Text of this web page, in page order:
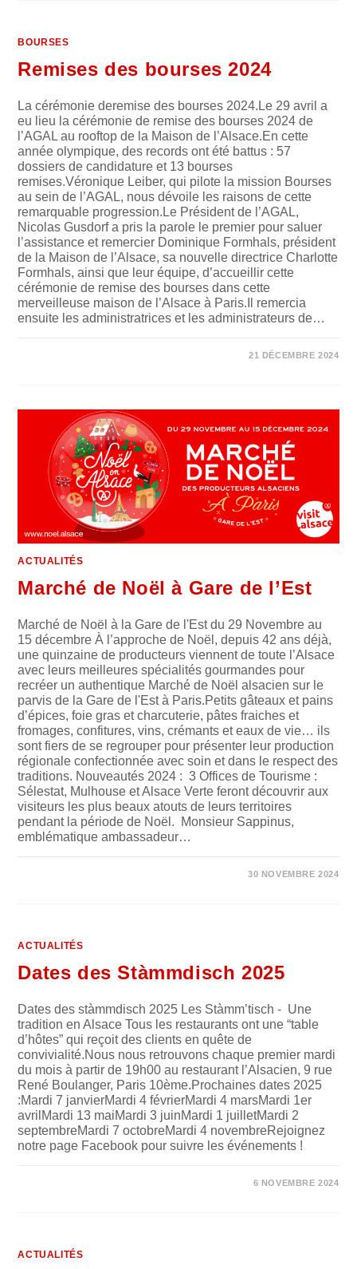
BOURSES
Remises des bourses 2024
La cérémonie deremise des bourses 2024.Le 29 avril a
eu lieu la cérémonie de remise des bourses 2024 de
l’AGAL au rooftop de la Maison de l’Alsace.En cette
année olympique, des records ont été battus : 57
dossiers de candidature et 13 bourses
remises.Véronique Leiber, qui pilote la mission Bourses
au sein de l’AGAL, nous dévoile les raisons de cette
remarquable progression.Le Président de l’AGAL,
Nicolas Gusdorf a pris la parole le premier pour saluer
l’assistance et remercier Dominique Formhals, président
de la Maison de l’Alsace, sa nouvelle directrice Charlotte
Formhals, ainsi que leur équipe, d’accueillir cette
cérémonie de remise des bourses dans cette
merveilleuse maison de l’Alsace à Paris.Il remercia
ensuite les administratrices et les administrateurs de…
21 DÉCEMBRE 2024
ACTUALITÉS
Marché de Noël à Gare de l’Est
Marché de Noël à la Gare de l'Est du 29 Novembre au
15 décembre À l’approche de Noël, depuis 42 ans déjà,
une quinzaine de producteurs viennent de toute l’Alsace
avec leurs meilleures spécialités gourmandes pour
recréer un authentique Marché de Noël alsacien sur le
parvis de la Gare de l'Est à Paris.Petits gâteaux et pains
d’épices, foie gras et charcuterie, pâtes fraiches et
fromages, confitures, vins, crémants et eaux de vie… ils
sont fiers de se regrouper pour présenter leur production
régionale confectionnée avec soin et dans le respect des
traditions. Nouveautés 2024 : 3 Offices de Tourisme :
Sélestat, Mulhouse et Alsace Verte feront découvrir aux
visiteurs les plus beaux atouts de leurs territoires
pendant la période de Noël. Monsieur Sappinus,
emblématique ambassadeur…
30 NOVEMBRE 2024
ACTUALITÉS
Dates des Stàmmdisch 2025
Dates des stàmmdisch 2025 Les Stàmm’tisch - Une
tradition en Alsace Tous les restaurants ont une “table
d’hôtes” qui reçoit des clients en quête de
convivialité.Nous nous retrouvons chaque premier mardi
du mois à partir de 19h00 au restaurant l’Alsacien, 9 rue
René Boulanger, Paris 10ème.Prochaines dates 2025
:Mardi 7 janvierMardi 4 févrierMardi 4 marsMardi 1er
avrilMardi 13 maiMardi 3 juinMardi 1 juilletMardi 2
septembreMardi 7 octobreMardi 4 novembreRejoignez
notre page Facebook pour suivre les événements !
6 NOVEMBRE 2024
ACTUALITÉS